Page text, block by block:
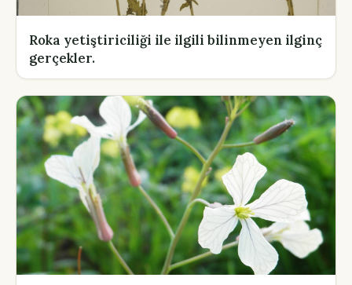
Roka yetiştiriciliği ile ilgili bilinmeyen ilginç
gerçekler.